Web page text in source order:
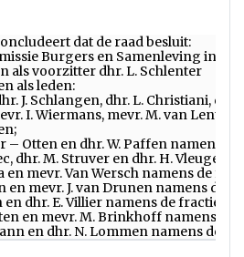
dat de raad besluit:
Burgers en Samenleving in te
als voorzitter dhr. L. Schlenter
als leden:
J. Schlangen, dhr. L. Christiani, dhr.
I. Wiermans, mevr. M. van Lent
– Otten en dhr. W. Paffen namens
dhr. M. Struver en dhr. H. Vleugels
en mevr. Van Wersch namens de
en mevr. J. van Drunen namens de
en dhr. E. Villier namens de fractie
en mevr. M. Brinkhoff namens de
en dhr. N. Lommen namens de